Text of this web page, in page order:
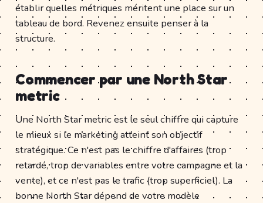
établir quelles métriques méritent une place sur un
tableau de bord. Revenez ensuite penser à la
structure.
Commencer par une North Star
metric
Une North Star metric est le seul chiffre qui capture
le mieux si le marketing atteint son objectif
stratégique. Ce n'est pas le chiffre d'affaires (trop
retardé, trop de variables entre votre campagne et la
vente), et ce n'est pas le trafic (trop superficiel). La
bonne North Star dépend de votre modèle